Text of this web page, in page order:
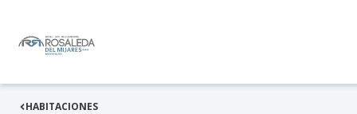
HABITACIONES